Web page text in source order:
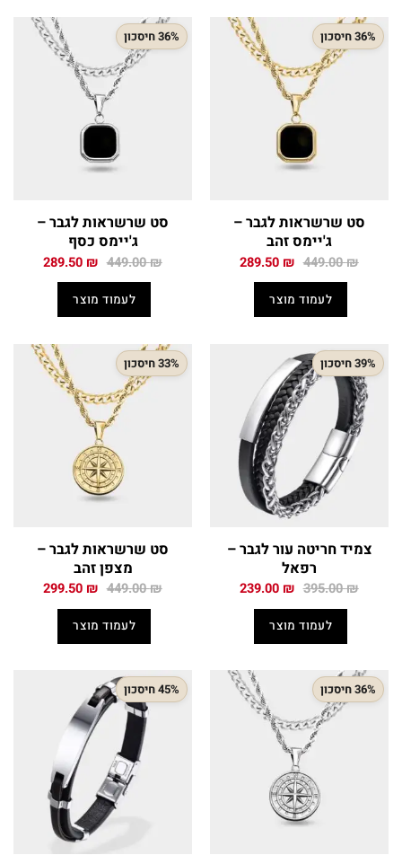
36% חיסכון
סט שרשראות לגבר –
ג'יימס זהב
449.00₪ המחיר
449.00 ₪.
289.50 ₪ המחיר
לעמוד מוצר
36% חיסכון
סט שרשראות לגבר –
ג'יימס כסף
449.00₪ המחיר
449.00 ₪.
289.50 ₪ המחיר
לעמוד מוצר
39% חיסכון
צמיד חריטה עור לגבר –
רפאל
395.00₪ המחיר
היה:
395.00 ₪.
239.00 ₪ המחיר
לעמוד מוצר
33% חיסכון
סט שרשראות לגבר –
מצפן זהב
449.00₪ המחיר
היה:
449.00 ₪.
299.50 ₪ המחיר
לעמוד מוצר
36% חיסכון 45% חיסכון